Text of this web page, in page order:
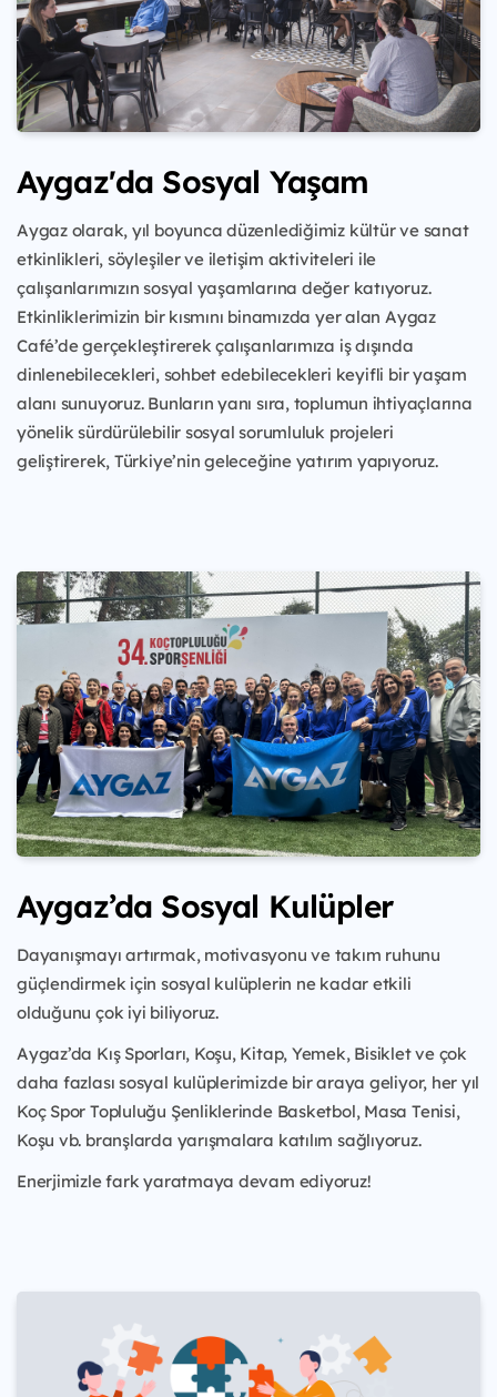
Aygaz'da Sosyal Yaşam
Aygaz olarak, yıl boyunca düzenlediğimiz kültür ve sanat
etkinlikleri, söyleşiler ve iletişim aktiviteleri ile
çalışanlarımızın sosyal yaşamlarına değer katıyoruz.
Etkinliklerimizin bir kısmını binamızda yer alan Aygaz
Café’de gerçekleştirerek çalışanlarımıza iş dışında
dinlenebilecekleri, sohbet edebilecekleri keyifli bir yaşam
alanı sunuyoruz. Bunların yanı sıra, toplumun ihtiyaçlarına
yönelik sürdürülebilir sosyal sorumluluk projeleri
geliştirerek, Türkiye’nin geleceğine yatırım yapıyoruz.
Aygaz’da Sosyal Kulüpler
Dayanışmayı artırmak, motivasyonu ve takım ruhunu
güçlendirmek için sosyal kulüplerin ne kadar etkili
olduğunu çok iyi biliyoruz.
Aygaz’da Kış Sporları, Koşu, Kitap, Yemek, Bisiklet ve çok
daha fazlası sosyal kulüplerimizde bir araya geliyor, her yıl
Koç Spor Topluluğu Şenliklerinde Basketbol, Masa Tenisi,
Koşu vb. branşlarda yarışmalara katılım sağlıyoruz.
Enerjimizle fark yaratmaya devam ediyoruz!